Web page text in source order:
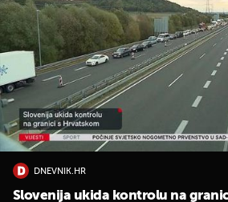
DNEVNIK.HR
Slovenija ukida kontrolu na